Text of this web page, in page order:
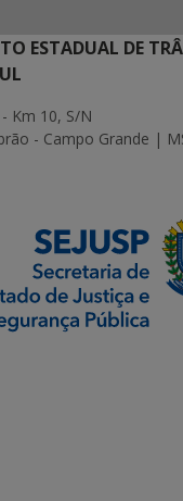
ESTADUAL DE
Km 10, S/N
- Campo Grande |